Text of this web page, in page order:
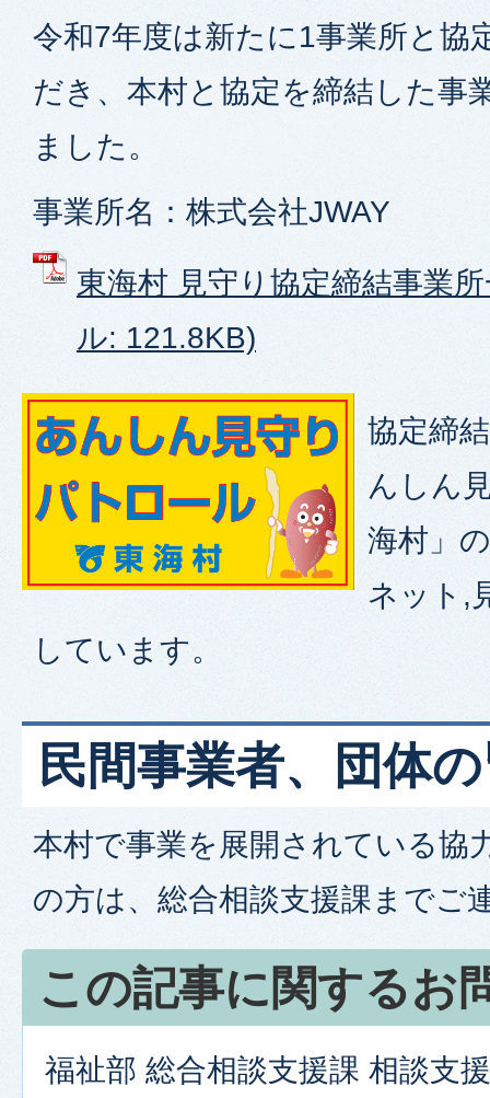
令和7年度は新たに1事業所と協
だき、本村と協定を締結した事
ました。
事業所名：株式会社JWAY
東海村 見守り協定締結事業
ル: 121.8KB)
協定締
んしん
海村」
ネット,
しています。
民間事業者、団体
本村で事業を展開されている協
の方は、総合相談支援課までご
この記事に関するお
福祉部 総合相談支援課 相談支